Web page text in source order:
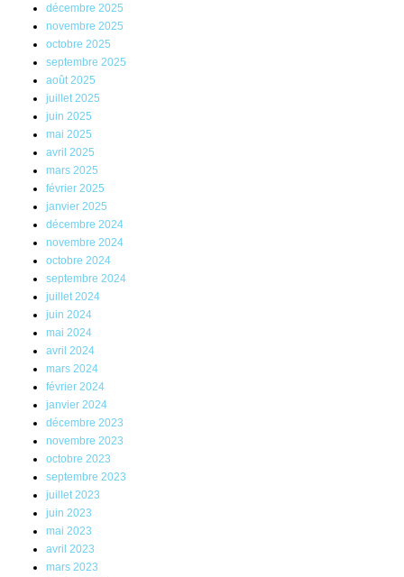
décembre 2025
novembre 2025
octobre 2025
septembre 2025
août 2025
juillet 2025
juin 2025
mai 2025
avril 2025
mars 2025
février 2025
janvier 2025
décembre 2024
novembre 2024
octobre 2024
septembre 2024
juillet 2024
juin 2024
mai 2024
avril 2024
mars 2024
février 2024
janvier 2024
décembre 2023
novembre 2023
octobre 2023
septembre 2023
juillet 2023
juin 2023
mai 2023
avril 2023
mars 2023